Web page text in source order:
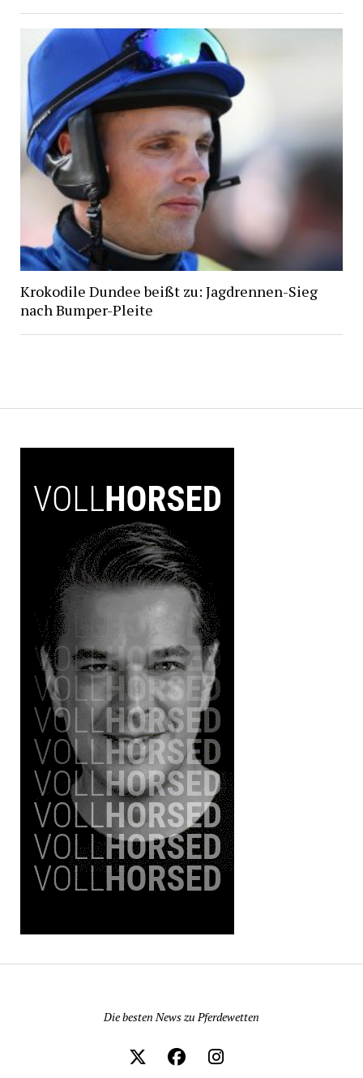
Krokodile Dundee beißt zu: Jagdrennen-Sieg
nach Bumper-Pleite
Die besten News zu Pferdewetten